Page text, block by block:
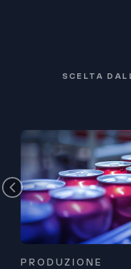
SCELTA
PRODUZIONE